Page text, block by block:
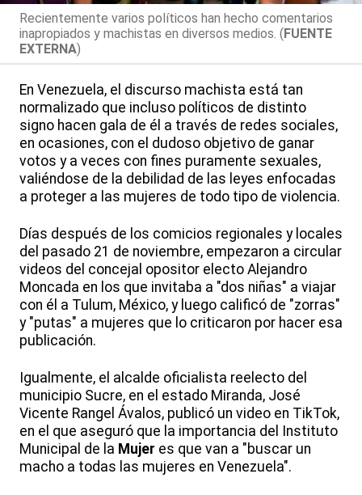
Recientemente varios políticos han hecho comentarios
inapropiados y machistas en diversos medios. (FUENTE
EXTERNA)
En Venezuela, el discurso machista está tan
normalizado que incluso políticos de distinto
signo hacen gala de él a través de redes sociales,
en ocasiones, con el dudoso objetivo de ganar
votos y a veces con fines puramente sexuales,
valiéndose de la debilidad de las leyes enfocadas
a proteger a las mujeres de todo tipo de violencia.
Días después de los comicios regionales y locales
del pasado 21 de noviembre, empezaron a circular
videos del concejal opositor electo Alejandro
Moncada en los que invitaba a "dos niñas" a viajar
con él a Tulum, México, y luego calificó de "zorras"
y "putas" a mujeres que lo criticaron por hacer esa
publicación.
Igualmente, el alcalde oficialista reelecto del
municipio Sucre, en el estado Miranda, José
Vicente Rangel Ávalos, publicó un video en TikTok,
en el que aseguró que la importancia del Instituto
Municipal de la Mujer es que van a "buscar un
macho a todas las mujeres en Venezuela".